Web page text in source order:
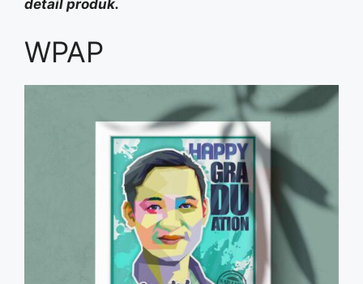
detail produk.
WPAP